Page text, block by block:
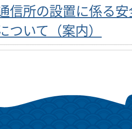
信所の設置に係る
ついて（案内）